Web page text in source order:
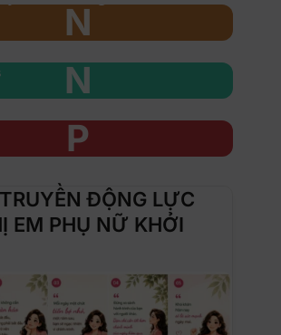
N
N
P
ĐỘNG LỰC
EM PHỤ NỮ KHỞI